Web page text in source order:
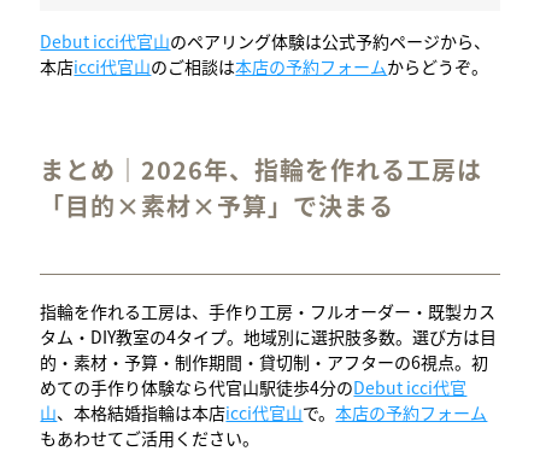
Debut icci代官山のペアリング体験は公式予約ページから、
本店icci代官山のご相談は本店の予約フォームからどうぞ。
まとめ｜2026年、指輪を作れる工房は
「目的×素材×予算」で決まる
指輪を作れる工房は、手作り工房・フルオーダー・既製カス
タム・DIY教室の4タイプ。地域別に選択肢多数。選び方は目
的・素材・予算・制作期間・貸切制・アフターの6視点。初
めての手作り体験なら代官山駅徒歩4分のDebut icci代官
山、本格結婚指輪は本店icci代官山で。本店の予約フォーム
もあわせてご活用ください。